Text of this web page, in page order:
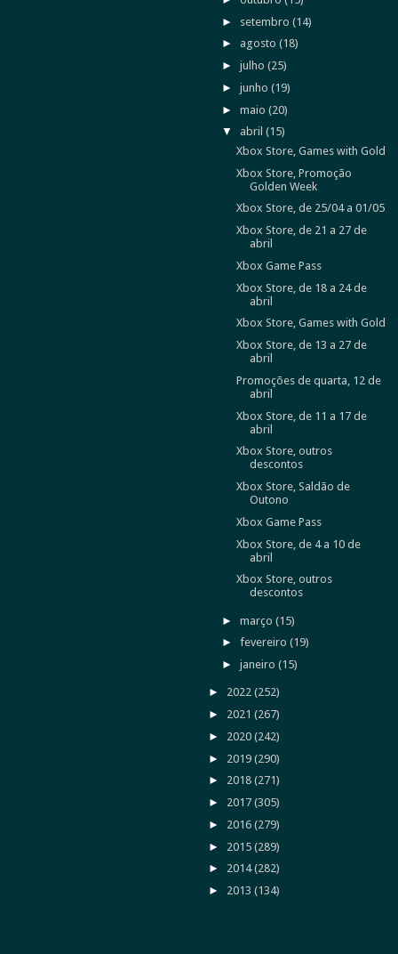
► setembro(14)
► agosto(18)
►julho(25)
►junho(19)
►maio(20)
▼ abril(15)
Xbox Store, Games with Gold
Xbox Store, Promoção
Golden Week
Xbox Store, de 25/04 a 01/05
Xbox Store, de 21 a 27 de
abril
Xbox Game Pass
Xbox Store, de 18 a 24 de
abril
Xbox Store, Games with Gold
Xbox Store, de 13 a 27 de
abril
Promoções de quarta, 12 de
abril
Xbox Store, de 11 a 17 de
abril
Xbox Store, outros
descontos
Xbox Store, Saldão de
Outono
Xbox Game Pass
Xbox Store, de 4 a 10 de
abril
Xbox Store, outros
descontos
►março(15)
►fevereiro(19)
►janeiro(15)
► 2022 (252)
► 2021 (267)
► 2020 (242)
► 2019 (290)
► 2018 (271)
► 2017 (305)
► 2016 (279)
► 2015 (289)
► 2014(282)
► 2013 (134)